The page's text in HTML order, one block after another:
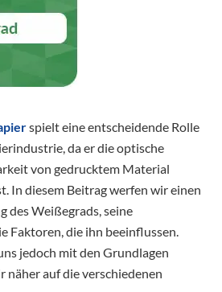
spielt eine entscheidende Rolle
da er die optische
von gedrucktem Material
In diesem Beitrag werfen wir einen
des Weißegrads, seine
Faktoren, die ihn beeinflussen.
jedoch mit den Grundlagen
näher auf die verschiedenen